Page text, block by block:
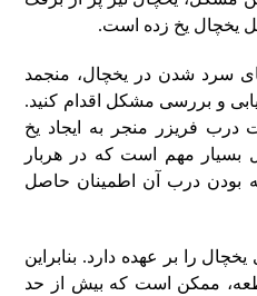
یخچال یخ زده است.
سرد شدن در یخچال، منجمد
و بررسی مشکل اقدام کنید.
درب فریزر منجر به ایجاد یخ
بسیار مهم است که در هربار
بودن درب آن اطمینان حاصل
را بر عهده دارد. بنابراین
ممکن است که بیش از حد